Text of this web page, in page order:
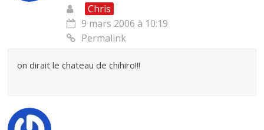
Chris
9 mars 2006 à 10:19
Permalink
on dirait le chateau de chihiro!!!